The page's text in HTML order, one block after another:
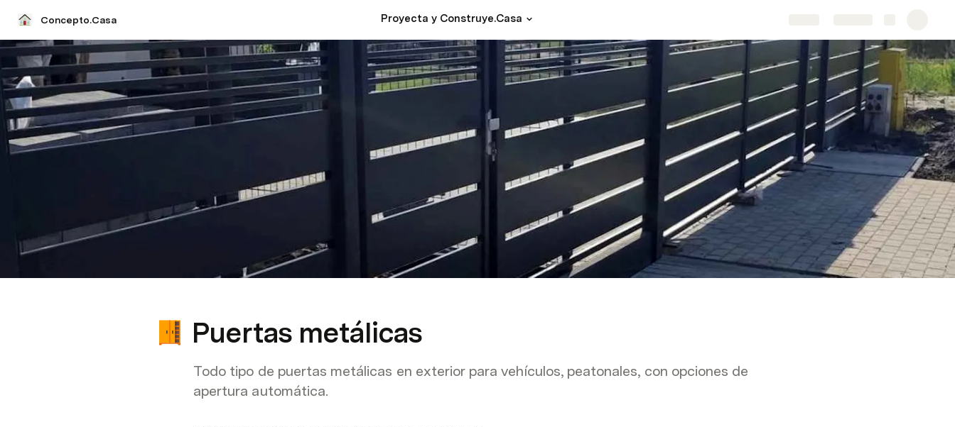
Concepto.Casa Proyecta y Construye.Casa
Puertas metálicas
Todo tipo de puertas metálicas en exterior para vehículos, peatonales, con opciones de
apertura automática.